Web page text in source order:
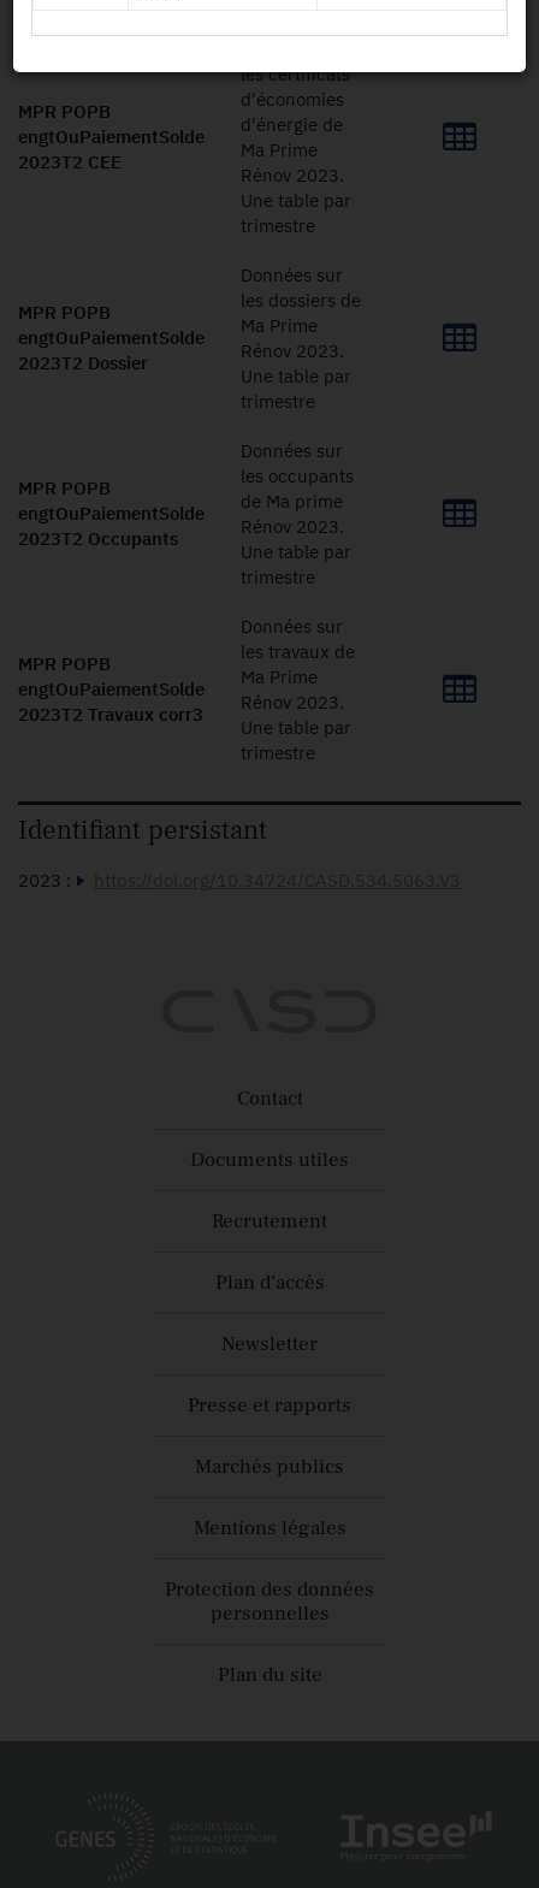
MPR POPB
engtOuPaiementSolde
2023T2 CEE
les certificats
d'économies
d'énergie de
Ma Prime
Rénov 2023.
Une table par
trimestre
MPR POPB
engtOuPaiementSolde
2023T2 Dossier
Données sur
les dossiers de
Ma Prime
Rénov 2023.
Une table par
trimestre
MPR POPB
engtOuPaiementSolde
2023T2 Occupants
Données sur
les occupants
de Ma prime
Rénov 2023.
Une table par
trimestre
MPR POPB
engtOuPaiementSolde
2023T2 Travaux corr3
Données sur
les travaux de
Ma Prime
Rénov 2023.
Une table par
trimestre
Identifiant persistant
2023 :
Contact
Documents utiles
Recrutement
Plan d’accès
Newsletter
Presse et rapports
Marchés publics
Mentions légales
Protection des données
personnelles
Plan du site